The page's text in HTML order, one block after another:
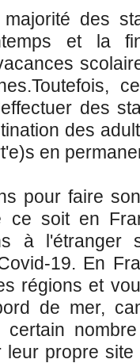
des
et la
des
des
en
pour faire
ce soit en
à l'étranger
19. En
régions et
de mer,
certain
leur propre